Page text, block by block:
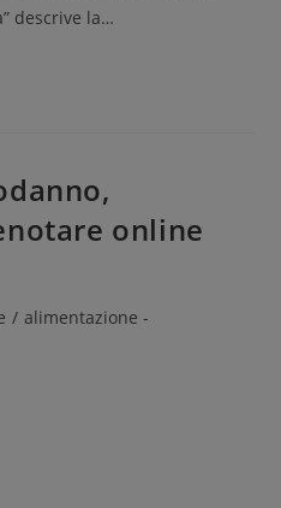
descrive la…
online
/ alimentazione -